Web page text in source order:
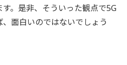
。是非、そういった観点で5G
面白いのではないでしょう